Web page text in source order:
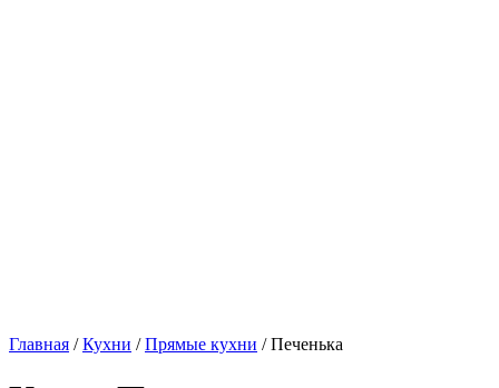
Главная /Кухни /Прямые кухни / Печенька